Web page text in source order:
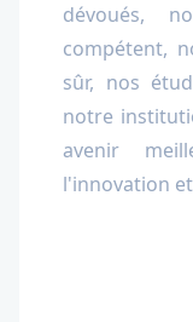
dévoués,
compétent,
sûr, nos
notre
avenir
l'innovation